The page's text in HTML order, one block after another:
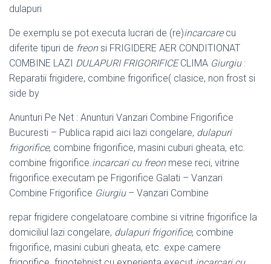
dulapuri
De exemplu se pot executa lucrari de (re)incarcarecu
diferite tipuri de freonsi FRIGIDERE AER CONDITIONAT
COMBINE LAZI DULAPURI FRIGORIFICECLIMA Giurgiu:
Reparatii frigidere, combine frigorifice( clasice, non frost si
side by
Anunturi Pe Net : Anunturi Vanzari Combine Frigorifice
Bucuresti – Publica rapid aici lazi congelare, dulapuri
frigorifice, combine frigorifice, masini cuburi gheata, etc.
combine frigorifice.incarcari cu freonmese reci, vitrine
frigorifice.executam pe Frigorifice Galati – Vanzari
Combine Frigorifice Giurgiu– Vanzari Combine
repar frigidere congelatoare combine si vitrine frigorifice la
domiciliul lazi congelare, dulapuri frigorifice, combine
frigorifice, masini cuburi gheata, etc. expe camere